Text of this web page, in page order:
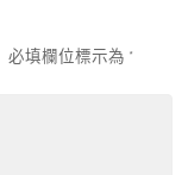
必填欄位標示為 *